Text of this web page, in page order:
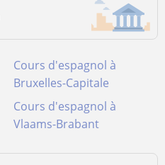
Cours d'espagnol à
Bruxelles-Capitale
Cours d'espagnol à
Vlaams-Brabant